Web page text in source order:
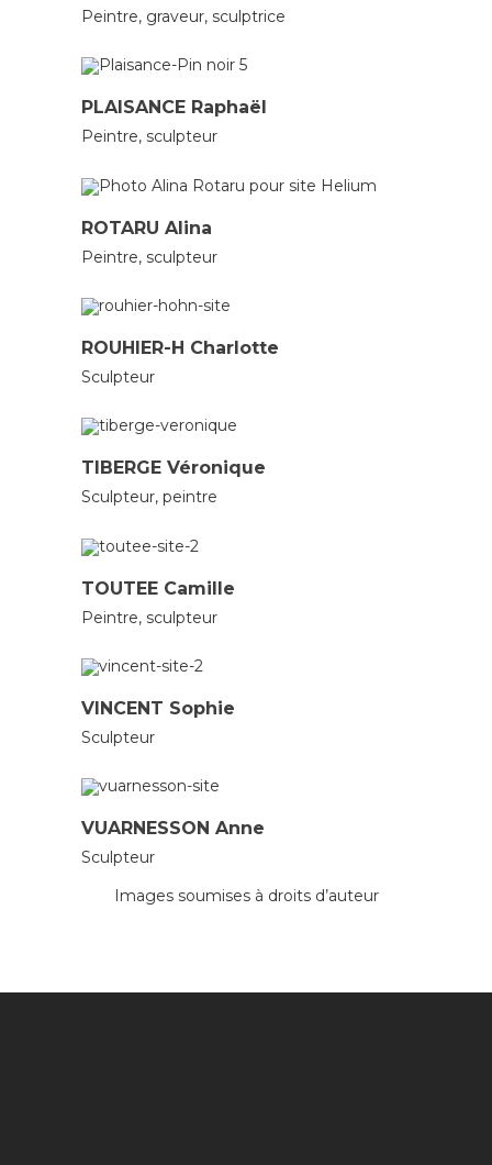
Peintre, graveur, sculptrice
PEINTRES
PLAISANCE Raphaël
Peintre, sculpteur
PEINTRES SCULPTEURS
ROTARU Alina
Peintre, sculpteur
ROUHIER-H Charlotte
Sculpteur
PEINTRES
TIBERGE Véronique
Sculpteur, peintre
TOUTEE Camille
Peintre, sculpteur
VINCENT Sophie
Sculpteur
VUARNESSON Anne
Sculpteur
Images soumises à droits d’auteur